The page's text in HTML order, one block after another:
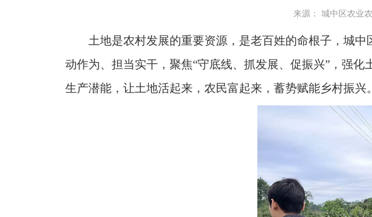
来源： 城中区农业
土地是农村发展的重要资源，是老百姓的命根子，城
动作为、担当实干，聚焦“守底线、抓发展、促振兴”，强
生产潜能，让土地活起来，农民富起来，蓄势赋能乡村振兴。